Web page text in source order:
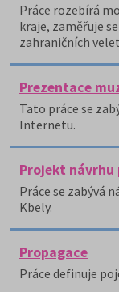
Práce rozebírá
kraje, zaměřuje
zahraničních
Prezentace
Tato práce se
Internetu.
Projekt návrhu
Práce se zabývá
Kbely.
Propagace
Práce definuje